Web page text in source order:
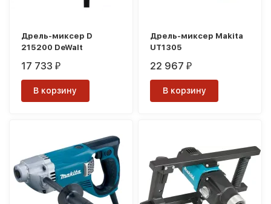
Дрель-миксер D
215200 DeWalt
17 733₽
В корзину
Дрель-миксер Makita
UT1305
22 967₽
В корзину